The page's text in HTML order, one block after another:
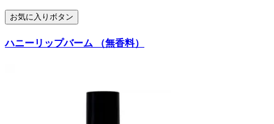
お気に入りボタン
ハニーリップバーム （無香料）